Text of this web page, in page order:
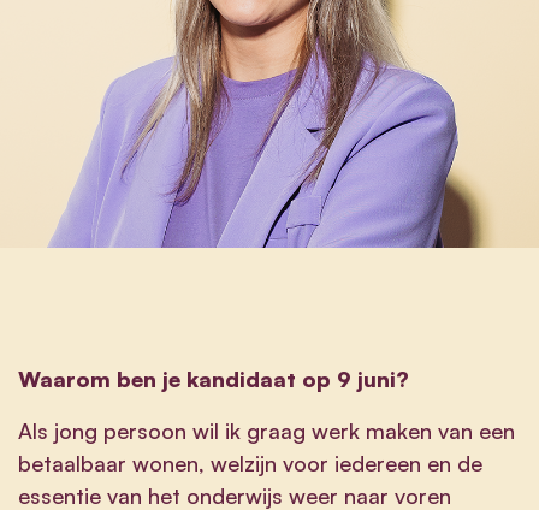
Waarom ben je kandidaat op 9 juni?
Als jong persoon wil ik graag werk maken van een
betaalbaar wonen, welzijn voor iedereen en de
essentie van het onderwijs weer naar voren